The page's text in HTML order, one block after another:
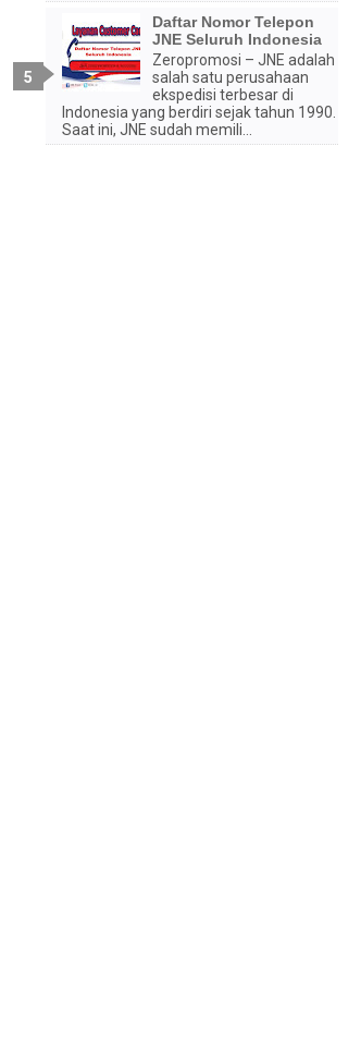
Daftar Nomor Telepon
JNE Seluruh Indonesia
Zeropromosi – JNE adalah
salah satu perusahaan
ekspedisi terbesar di
Indonesia yang berdiri sejak tahun 1990.
Saat ini, JNE sudah memili...